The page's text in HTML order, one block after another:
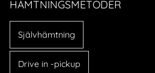
HÄMTNINGSMETODER
Självhämtning
Drive in -pickup